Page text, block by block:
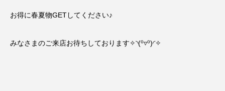
お得に春夏物GETしてください♪
みなさまのご来店お待ちしております✧⁠◝⁠(⁠⁰⁠▿⁠⁰⁠)⁠◜⁠✧